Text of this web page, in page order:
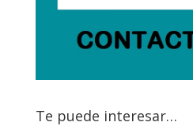
Te puede interesar…